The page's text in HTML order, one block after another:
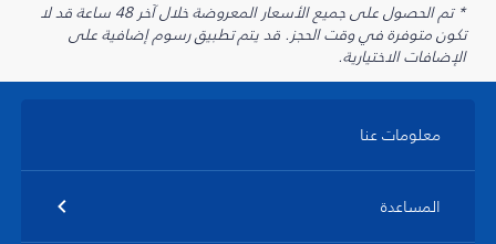
* تم الحصول على جميع الأسعار المعروضة خلال آخر 48 ساعة قد لا
تكون متوفرة في وقت الحجز. قد يتم تطبيق رسوم إضافية على
الإضافات الاختيارية.
معلومات عنا
المساعدة